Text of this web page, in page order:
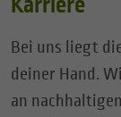
Karriere
Bei uns liegt
deiner Hand.
an